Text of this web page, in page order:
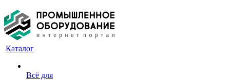
Каталог
Всё для